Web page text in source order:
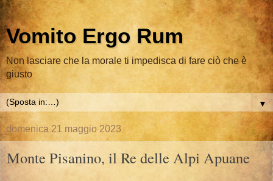
Vomito Ergo Rum
Non lasciare che la morale ti impedisca di fare ciò che è
giusto
▼
domenica 21 maggio 2023
Monte Pisanino, il Re delle Alpi Apuane